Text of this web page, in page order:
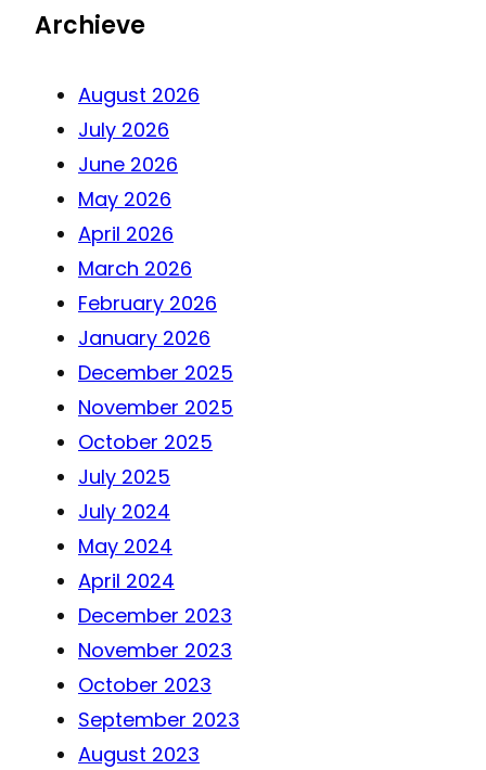
Archieve
August 2026
July 2026
June 2026
May 2026
April 2026
March 2026
February 2026
January 2026
December 2025
November 2025
October 2025
July 2025
July 2024
May 2024
April 2024
December 2023
November 2023
October 2023
September 2023
August 2023